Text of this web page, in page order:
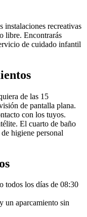
instalaciones recreativas
libre. Encontrarás
de cuidado infantil
de las 15
de pantalla plana.
con los tuyos.
El cuarto de baño
higiene personal
todos los días de 08:30
un aparcamiento sin